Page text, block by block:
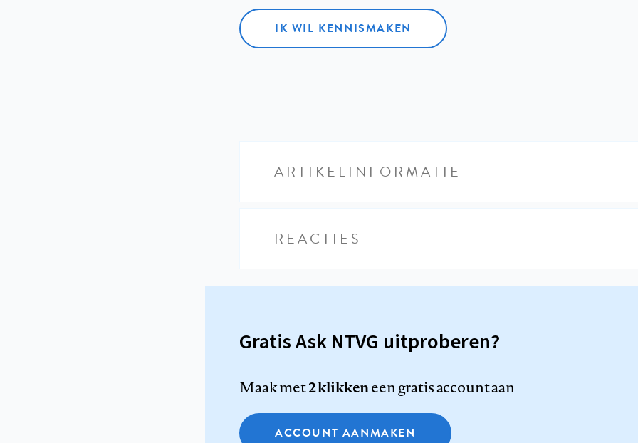
IK WIL KENNISMAKEN
ARTIKELINFORMATIE
REACTIES
Gratis Ask NTVG uitproberen?
Maak met2 klikkeneen gratis account aan
ACCOUNT AANMAKEN